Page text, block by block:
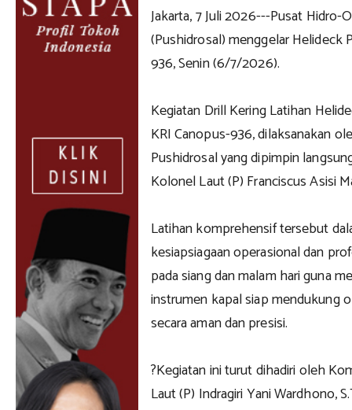
Jakarta, 7 Juli 2026---Pusat
(Pushidrosal) menggelar Helideck
936, Senin (6/7/2026).
Kegiatan Drill Kering Latihan
KRI Canopus-936, dilaksanakan
Pushidrosal yang dipimpin
Kolonel Laut (P) Franciscus Asisi
Latihan komprehensif tersebut
kesiapsiagaan operasional dan
pada siang dan malam hari guna
instrumen kapal siap mendukung
secara aman dan presisi.
?Kegiatan ini turut dihadiri oleh
Laut (P) Indragiri Yani Wardhono,